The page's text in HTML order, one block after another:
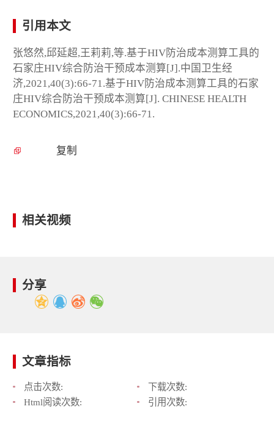
引用本文
张悠然,邱延超,王莉莉,等.基于HIV防治成本测算工具的
石家庄HIV综合防治干预成本测算[J].中国卫生经
济,2021,40(3):66-71.基于HIV防治成本测算工具的石家
庄HIV综合防治干预成本测算[J]. CHINESE HEALTH
ECONOMICS,2021,40(3):66-71.
复制
相关视频
分享
文章指标
点击次数:
下载次数:
Html阅读次数:
引用次数: